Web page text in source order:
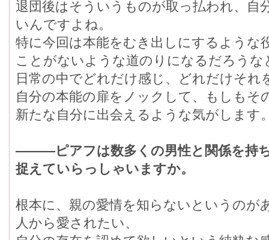
退団後はそういうものが取っ払われ、自
いんですよね。
特に今回は本能をむき出しにするような
ことがないような道のりになるだろうな
日常の中でどれだけ感じ、どれだけそれ
自分の本能の扉をノックして、もしもそ
新たな自分に出会えるような気がします
―――ピアフは数多くの男性と関係を持
捉えていらっしゃいますか。
根本に、親の愛情を知らないというのが
人から愛されたい、